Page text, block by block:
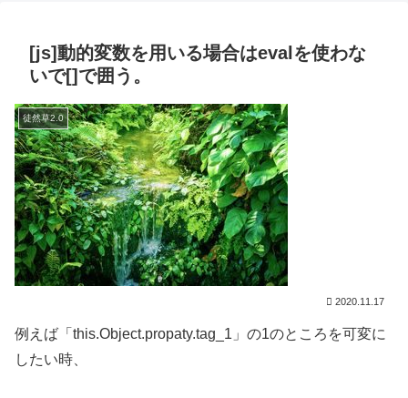
[js]動的変数を用いる場合はevalを使わな
いで[]で囲う。
徒然草2.0
2020.11.17
例えば「this.Object.propaty.tag_1」の1のところを可変に
したい時、